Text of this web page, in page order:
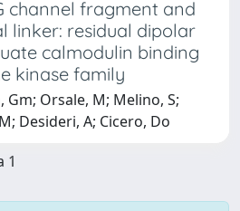
channel fragment and
linker: residual dipolar
calmodulin binding
kinase family
Gm; Orsale, M; Melino, S;
Desideri, A; Cicero, Do
1